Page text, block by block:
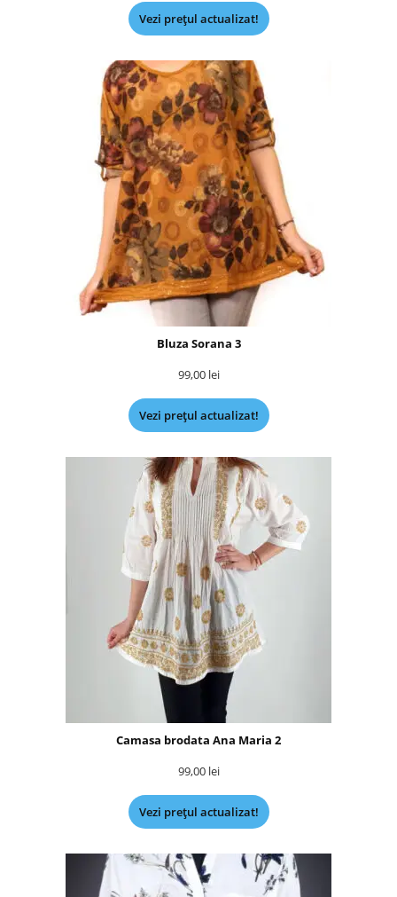
Vezi prețul actualizat!
Bluza Sorana 3
99,00 lei
Vezi prețul actualizat!
Camasa brodata Ana Maria 2
99,00 lei
Vezi prețul actualizat!